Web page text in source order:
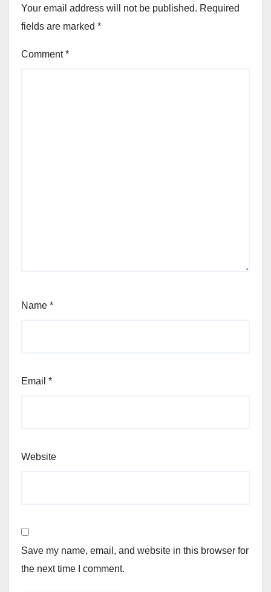
Your email address will not be published. Required
fields are marked *
Comment*
Name *
Email *
Website
Save my name, email, and website in this browser for
the next time I comment.